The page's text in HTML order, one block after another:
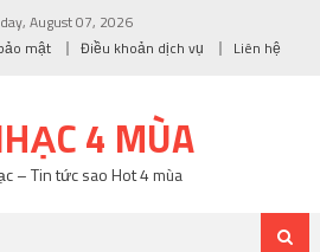
August 07, 2026
mật Điều khoản dịch vụ Liên hệ
4 MÙA
– Tin tức sao Hot 4 mùa